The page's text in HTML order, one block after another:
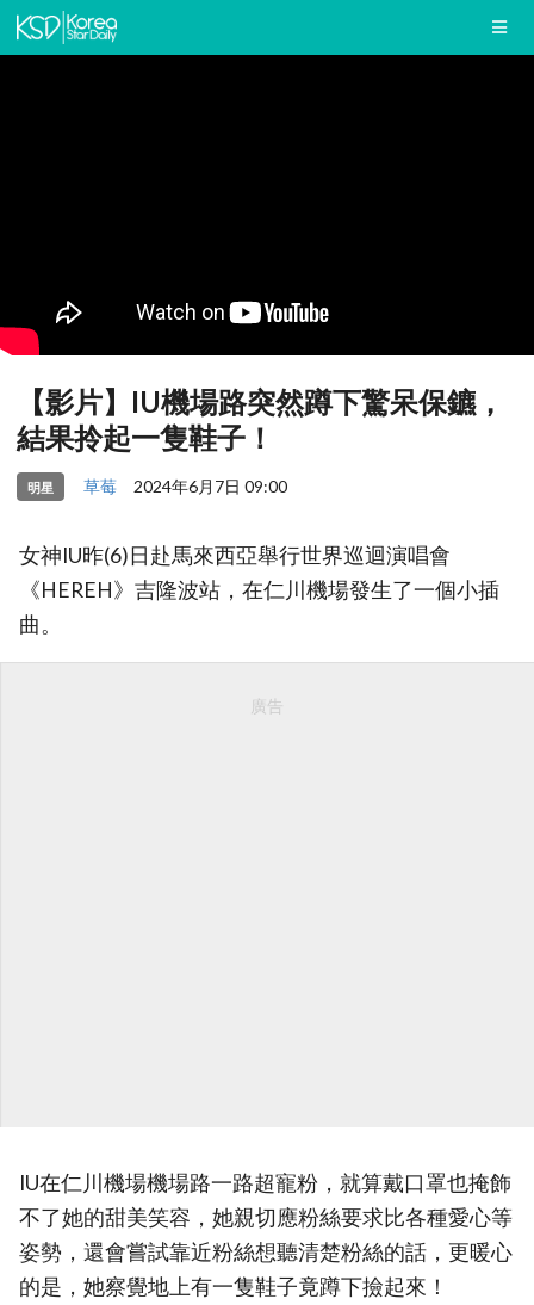
【影片】IU機場路突然蹲下驚呆保鑣，
結果拎起一隻鞋子！
明星 草莓 2024年6月7日 09:00
女神IU昨(6)日赴馬來西亞舉行世界巡迴演唱會
《HEREH》吉隆波站，在仁川機場發生了一個小插
曲。
廣告
IU在仁川機場機場路一路超寵粉，就算戴口罩也掩飾
不了她的甜美笑容，她親切應粉絲要求比各種愛心等
姿勢，還會嘗試靠近粉絲想聽清楚粉絲的話，更暖心
的是，她察覺地上有一隻鞋子竟蹲下撿起來！